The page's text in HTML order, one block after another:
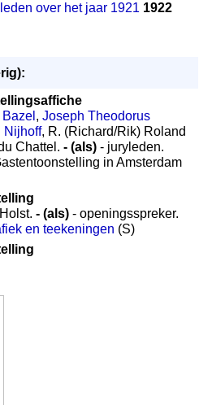
over het jaar 1921 1922
, Joseph Theodorus
Nijhoff, R. (Richard/Rik) Roland
Chattel. - (als) - juryleden.
in Amsterdam
- (als) - openingsspreker.
en teekeningen (S)